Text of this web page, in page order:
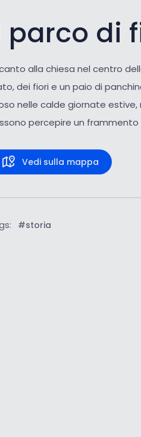
parco di
alla chiesa nel centro
dei fiori e un paio di
nelle calde giornate
percepire un
Vedi sulla mappa
#storia